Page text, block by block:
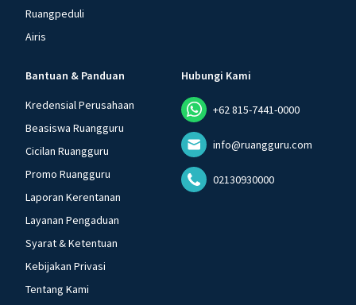
Ruangpeduli
Airis
Bantuan & Panduan
Kredensial Perusahaan
Beasiswa Ruangguru
Cicilan Ruangguru
Promo Ruangguru
Laporan Kerentanan
Layanan Pengaduan
Syarat & Ketentuan
Kebijakan Privasi
Tentang Kami
Hubungi Kami
+62 815-7441-0000
info@ruangguru.com
02130930000